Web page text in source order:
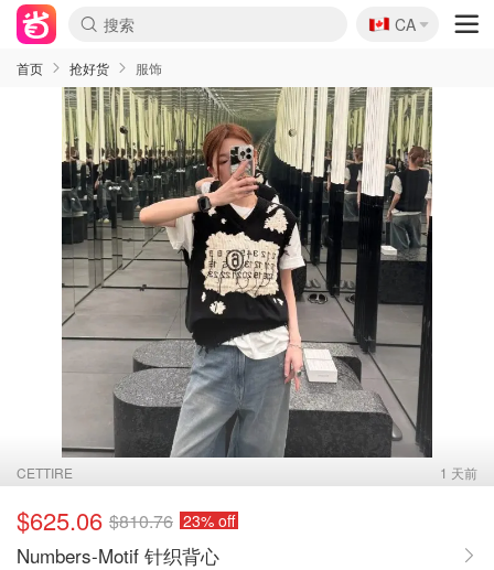
🇨🇦
CA
首页 抢好货 服饰
CETTIRE 1 天前
$625.06 $810.76 23% off
Numbers-Motif 针织背心